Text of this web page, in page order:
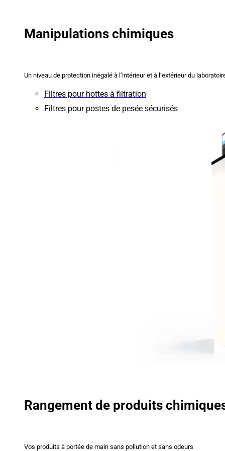
Manipulations chimiques
Un niveau de protection inégalé à l’intérieur et à l’extérieur du
Filtres pour hottes à filtration
Filtres pour postes de pesée sécurisés
Rangement de produits
Vos produits à portée de main sans pollution et sans odeurs